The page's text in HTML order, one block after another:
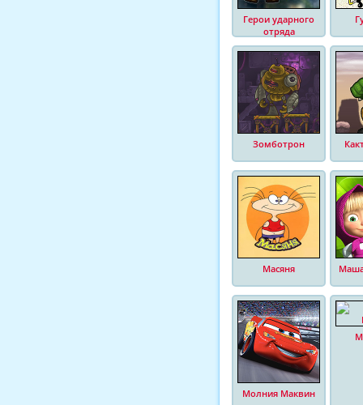
Герои ударного
отряда
Зомботрон
Масяня
Молния Маквин